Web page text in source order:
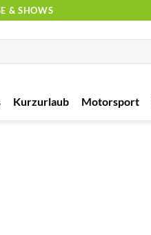
& SHOWS
Kurzurlaub Motorsport